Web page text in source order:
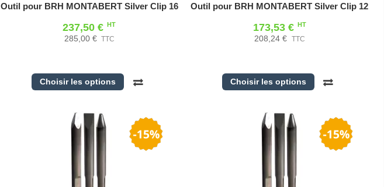
Outil pour BRH MONTABERT Silver Clip 16
237,50 € HT
285,00 € TTC
Choisir les options
Outil pour BRH MONTABERT Silver Clip 12
173,53 € HT
208,24 € TTC
Choisir les options